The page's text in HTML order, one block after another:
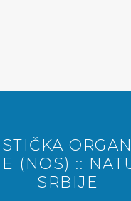
(NOS) ::
SRBIJE